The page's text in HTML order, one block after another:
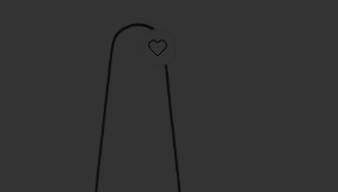
Favorite BOLSO HOMBRO